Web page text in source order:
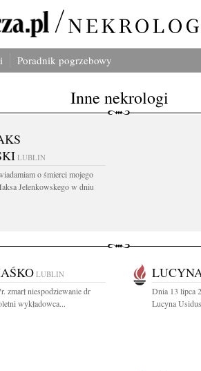
Poradnik pogrzebowy
Inne nekrologi
LUBLIN
o śmierci mojego
Jelenkowskego w dniu
LUBLIN
zmarł niespodziewanie dr
wykładowca...
Dnia 13 lipca
Lucyna